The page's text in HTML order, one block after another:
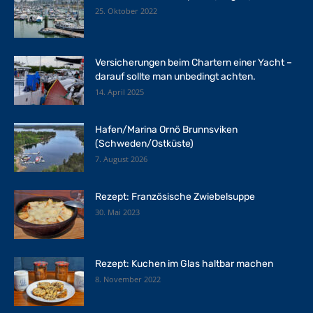
25. Oktober 2022
Versicherungen beim Chartern einer Yacht –
darauf sollte man unbedingt achten.
14. April 2025
Hafen/Marina Ornö Brunnsviken
(Schweden/Ostküste)
7. August 2026
Rezept: Französische Zwiebelsuppe
30. Mai 2023
Rezept: Kuchen im Glas haltbar machen
8. November 2022